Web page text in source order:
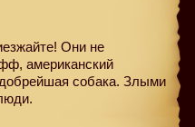
Они не
американский
собака. Злыми